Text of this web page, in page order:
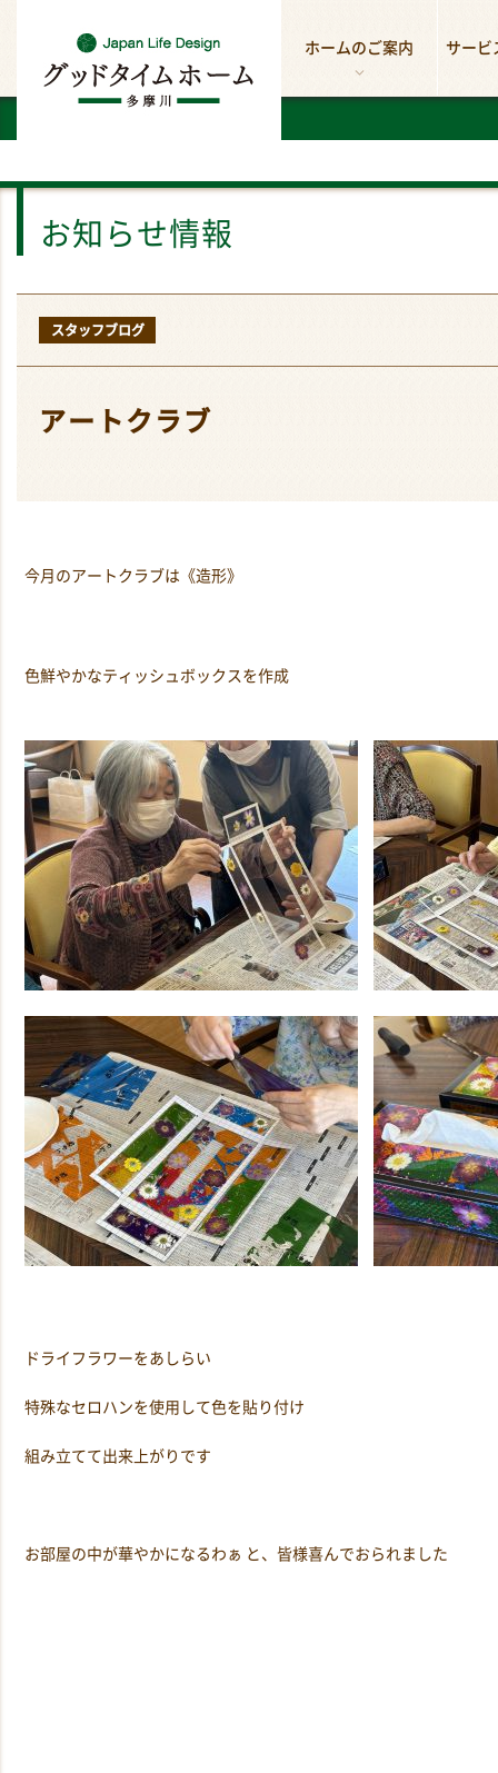
ホームのご案内 サービ
お知らせ情報
スタッフブログ
アートクラブ
今月のアートクラブは《造形》
色鮮やかなティッシュボックスを作成
ドライフラワーをあしらい
特殊なセロハンを使用して色を貼り付け
組み立てて出来上がりです
お部屋の中が華やかになるわぁ と、皆様喜んでおられました